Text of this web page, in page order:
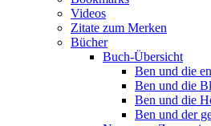
Videos
Zitate zum Merken
Bücher
Buch-Übersicht
Ben und die
Ben und die
Ben und die
Ben und der